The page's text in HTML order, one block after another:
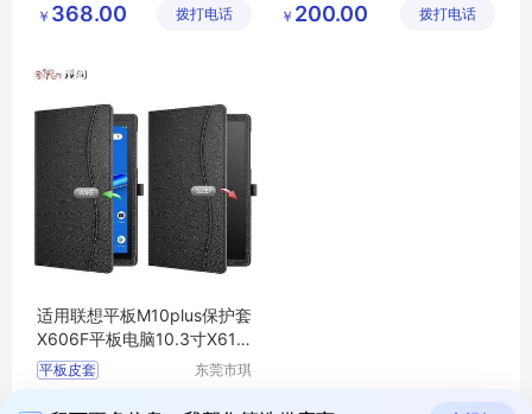
有限公司
￥ 368.00 拨打电话
车载电脑支架
有限公司
￥ 200.00 拨打电话
适用联想平板M10plus保护套
X606F平板电脑10.3寸X616
防摔平板皮套
平板皮套
东莞市琪
限公司
￥ 21.00